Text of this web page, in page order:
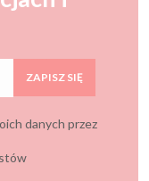
ZAPISZ SIĘ
danych przez